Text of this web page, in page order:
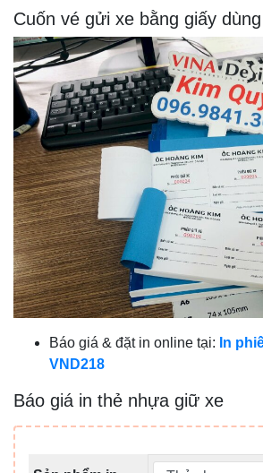
Cuốn vé gửi xe bằng giấy
Báo giá & đặt in online tại: In
VND218
Báo giá in thẻ nhựa giữ xe